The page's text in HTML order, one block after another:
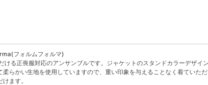
フォルムフォルマ)
ける正喪服対応のアンサンブルです。ジャケットのスタンドカラーデザ
らかい生地を使用していますので、重い印象を与えることなく着ていた
ます。